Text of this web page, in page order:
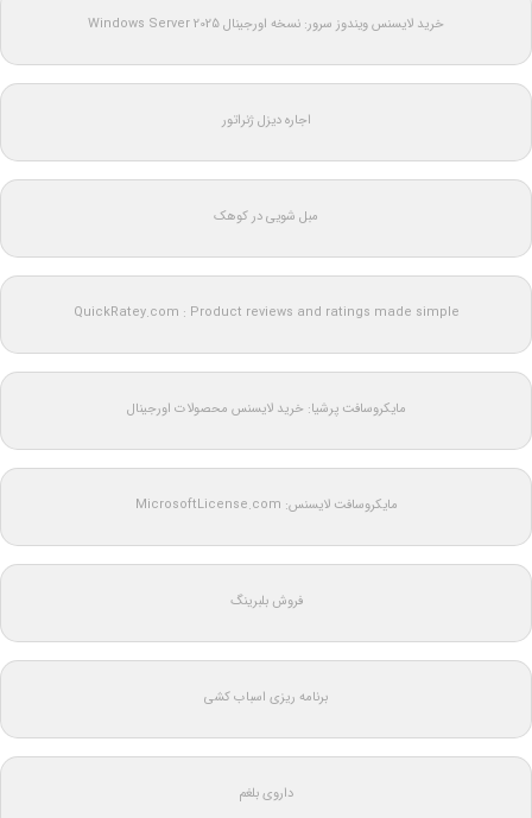
خرید لایسنس ویندوز سرور: نسخه اورجینال Windows Server 2025
اجاره دیزل ژنراتور
مبل شویی در کوهک
QuickRatey.com : Product reviews and ratings made simple
مایکروسافت پرشیا: خرید لایسنس محصولات اورجینال
مایکروسافت لایسنس: MicrosoftLicense.com
فروش بلبرینگ
برنامه ریزی اسباب کشی
داروی بلغم